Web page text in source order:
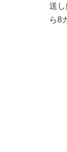
送し
ら8